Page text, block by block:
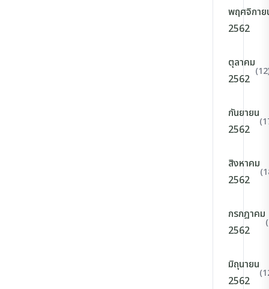
พฤศจิกาย
2562
ตุลาคม
2562
กันยายน
2562
สิงหาคม
2562
กรกฎาคม
2562
มิถุนายน
2562